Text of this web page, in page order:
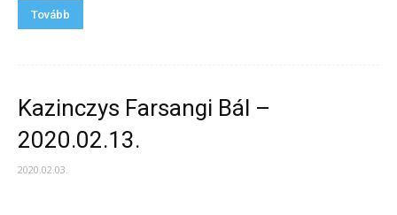
Tovább
Kazinczys Farsangi Bál –
2020.02.13.
2020.02.03.